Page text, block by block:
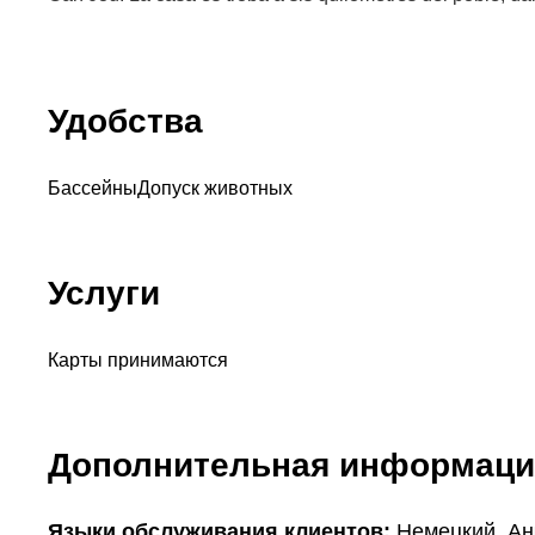
Удобства
БассейныДопуск животных
Услуги
Карты принимаются
Дополнительная